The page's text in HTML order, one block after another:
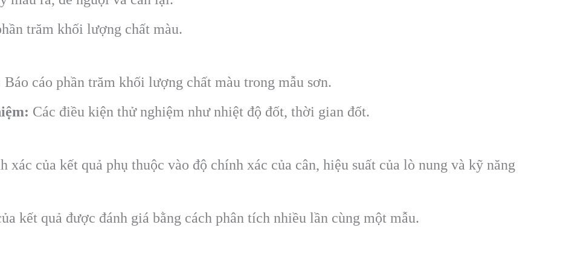
trăm khối lượng chất màu.
Báo cáo phần trăm khối lượng chất màu trong mẫu sơn.
Các điều kiện thử nghiệm như nhiệt độ đốt, thời gian đốt.
xác của kết quả phụ thuộc vào độ chính xác của cân, hiệu suất của lò nung và kỹ năng
kết quả được đánh giá bằng cách phân tích nhiều lần cùng một mẫu.